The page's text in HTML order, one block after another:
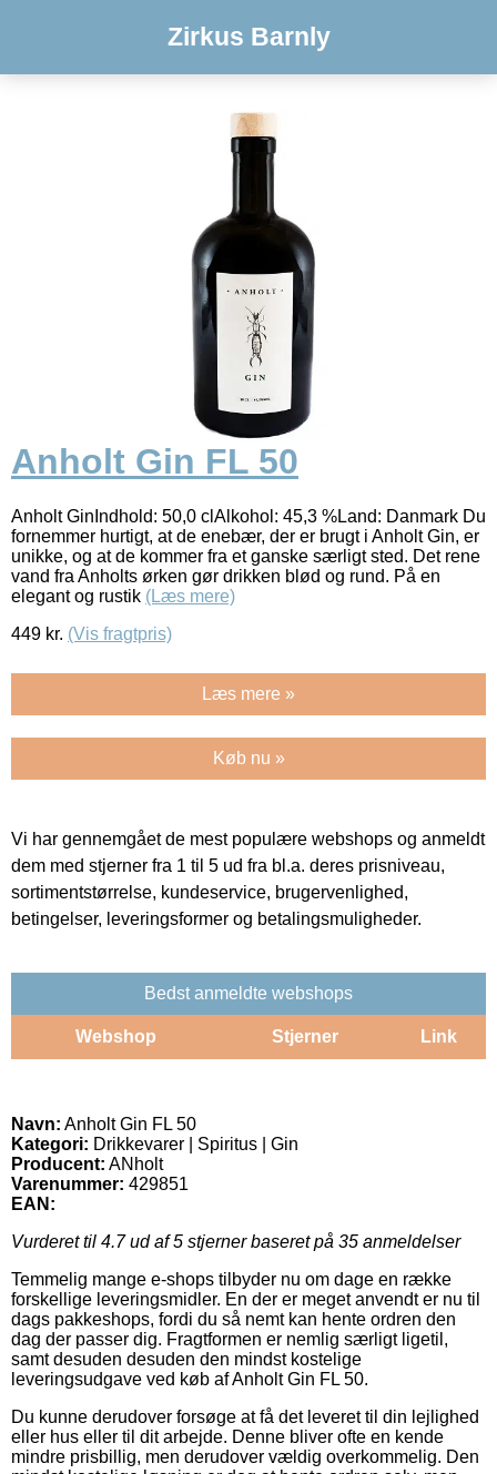
Zirkus Barnly
Anholt Gin FL 50
Anholt GinIndhold: 50,0 clAlkohol: 45,3 %Land: Danmark Du
fornemmer hurtigt, at de enebær, der er brugt i Anholt Gin, er
unikke, og at de kommer fra et ganske særligt sted. Det rene
vand fra Anholts ørken gør drikken blød og rund. På en
elegant og rustik (Læs mere)
449 kr. (Vis fragtpris)
Læs mere »
Køb nu »
Vi har gennemgået de mest populære webshops og anmeldt
dem med stjerner fra 1 til 5 ud fra bl.a. deres prisniveau,
sortimentstørrelse, kundeservice, brugervenlighed,
betingelser, leveringsformer og betalingsmuligheder.
Bedst anmeldte webshops
Webshop Stjerner Link
Navn: Anholt Gin FL 50
Kategori: Drikkevarer | Spiritus | Gin
Producent: ANholt
Varenummer: 429851
EAN:
Vurderet til 4.7ud af 5 stjerner baseret på 35 anmeldelser
Temmelig mange e-shops tilbyder nu om dage en række
forskellige leveringsmidler. En der er meget anvendt er nu til
dags pakkeshops, fordi du så nemt kan hente ordren den
dag der passer dig. Fragtformen er nemlig særligt ligetil,
samt desuden desuden den mindst kostelige
leveringsudgave ved køb af Anholt Gin FL 50.
Du kunne derudover forsøge at få det leveret til din lejlighed
eller hus eller til dit arbejde. Denne bliver ofte en kende
mindre prisbillig, men derudover vældig overkommelig. Den